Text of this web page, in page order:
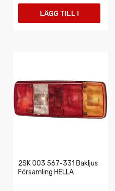
LÄGG TILL I
2SK 003 567-331 Bakljus
Församling HELLA